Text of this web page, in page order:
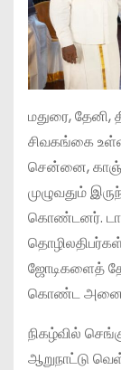
மதுரை, தேனி,
சிவகங்கை
சென்னை,
முழுவதும்
கொண்டனர்.
ஜோடிகளைத்
கொண்ட
நிகழ்வில்
ஆறுநாட்டு